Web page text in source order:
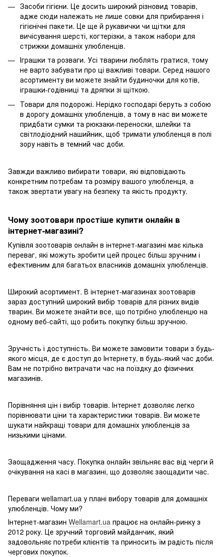
Засоби гігієни. Це досить широкий різновид товарів,
адже сюди належать не лише совки для прибирання і
гігієнічні пакети. Це ще й рукавички чи щітки для
вичісування шерсті, когтерізки, а також набори для
стрижки домашніх улюбленців.
Іграшки та розваги. Усі тварини люблять гратися, тому
не варто забувати про ці важливі товари. Серед нашого
асортименту ви можете знайти будиночки для котів,
іграшки-годівниці та дряпки зі щіткою.
Товари для подорожі. Нерідко господарі беруть з собою
в дорогу домашніх улюбленців, а тому в нас ви можете
придбати сумки та рюкзаки-переноски, шлейки та
світлодіодний нашийник, щоб тримати улюбленця в полі
зору навіть в темний час доби.
Завжди важливо вибирати товари, які відповідають
конкретним потребам та розміру вашого улюбленця, а
також звертати увагу на безпеку та якість продукту.
Чому зоотовари простіше купити онлайн в
інтернет-магазині?
Купівля зоотоварів онлайн в інтернет-магазині має кілька
переваг, які можуть зробити цей процес більш зручним і
ефективним для багатьох власників домашніх улюбленців.
Широкий асортимент. В інтернет-магазинах зоотоварів
зараз доступний широкий вибір товарів для різних видів
тварин. Ви можете знайти все, що потрібно улюбленцю на
одному веб-сайті, що робить покупку більш зручною.
Зручність і доступність. Ви можете замовити товари з будь-
якого місця, де є доступ до Інтернету, в будь-який час доби.
Вам не потрібно витрачати час на поїздку до фізичних
магазинів.
Порівняння цін і вибір товарів. Інтернет дозволяє легко
порівнювати ціни та характеристики товарів. Ви можете
шукати найкращі товари для домашніх улюбленців за
низькими цінами.
Заощадження часу. Покупка онлайн звільняє вас від черги й
очікування на касі в магазині, що дозволяє заощадити час.
Переваги wellamart.ua у плані вибору товарів для домашніх
улюбленців. Чому ми?
Інтернет-магазин Wellamart.ua працює на онлайн-ринку з
2012 року. Це зручний торговий майданчик, який
задовольняє потреби клієнтів та приносить їм радість після
чергових покупок.